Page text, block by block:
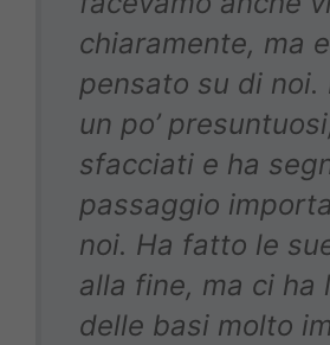
chiaramente, ma
pensato su di noi.
un po’
sfacciati e ha
passaggio
noi. Ha fatto le
alla fine, ma ci ha
delle basi molto